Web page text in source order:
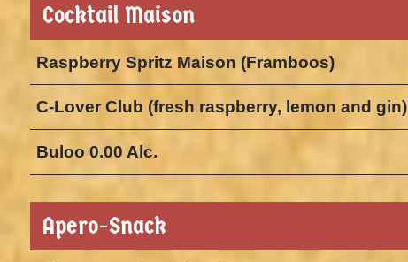
Cocktail Maison
Raspberry Spritz Maison (Framboos)
C-Lover Club (fresh raspberry, lemon and gin)
Buloo 0.00 Alc.
Apero-Snack